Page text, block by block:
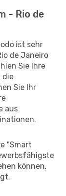
- Rio de
ist sehr
de Janeiro
Sie Ihre
die
Sie Ihr
aus
"Smart
können,